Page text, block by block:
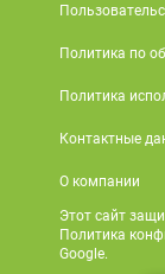
Политика по
Политика
Контактные
О компании
Этот сайт
Политика
Google.